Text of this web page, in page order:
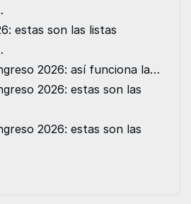
n
p
e
estas son las listas
2026: así funciona la…
2026: estas son las
2026: estas son las